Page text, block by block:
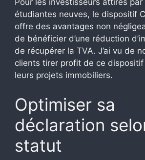
Pour les investisseurs attirés
étudiantes neuves, le dispositif
offre des avantages non
de bénéficier d’une réduction
de récupérer la TVA. J’ai vu de
clients tirer profit de ce
leurs projets immobiliers.
Optimiser sa
déclaration
statut